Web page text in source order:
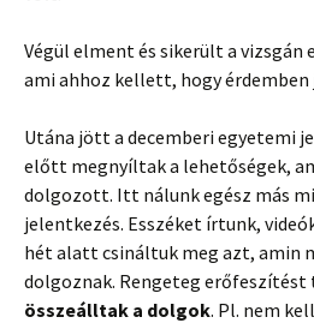
Végül elment és sikerült a
ami ahhoz kellett, hogy érdemben
Utána jött a decemberi egyetemi
előtt megnyíltak a lehetőségek,
dolgozott. Itt nálunk egész más
jelentkezés. Esszéket írtunk,
hét alatt csináltuk meg azt, amin
dolgoznak. Rengeteg erőfeszítést
összeálltak a dolgok. Pl. nem